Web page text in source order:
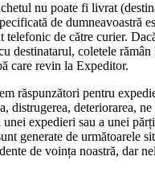
nu poate fi livrat
de dumneavoastră
telefonic de către curier.
destinatarul, coletele
care revin la Expeditor.
răspunzători pentru
distrugerea, deteriorarea,
unei expedieri sau a unei
generate de următoarele
de voința noastră, dar